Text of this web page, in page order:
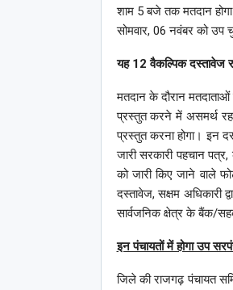
शाम 5 बजे तक मतदान
सोमवार, 06 नवंबर को उप
यह 12 वैकल्पिक दस्तावेज
मतदान के दौरान
प्रस्तुत करने में असमर्थ
प्रस्तुत करना होगा। इन
जारी सरकारी पहचान
को जारी किए जाने वाले
दस्तावेज, सक्षम अधिकारी
सार्वजनिक क्षेत्र के बैंक/
इन पंचायतों में होगा उप
जिले की राजगढ़ पंचायत